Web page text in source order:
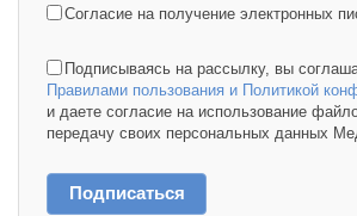
Согласие на получение электронных
Подписываясь на рассылку, вы
Правилами пользования и Политикой
и даете согласие на использование
передачу своих персональных данных
Подписаться